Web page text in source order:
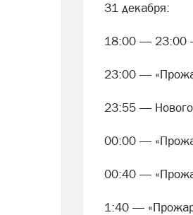
31 декабря:
18:00 — 23:00
23:00 —
23:55 —
00:00 —
00:40 —
1:40 —